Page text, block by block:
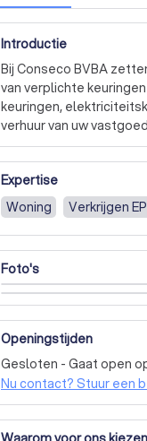
Introductie
Bij Conseco BVBA
van verplichte
keuringen,
verhuur van uw
compliance van uw
Ons team bestaat uit
regelgeving en
te garanderen dat alle
Daarnaast bieden we
Bij Conseco BVBA
onze klanten op te
Heeft u een keuring
ons op voor een
de regelgeving
Expertise
Woning
Verkrijgen
Foto's
Openingstijden
Gesloten - Gaat open
Nu contact? Stuur een